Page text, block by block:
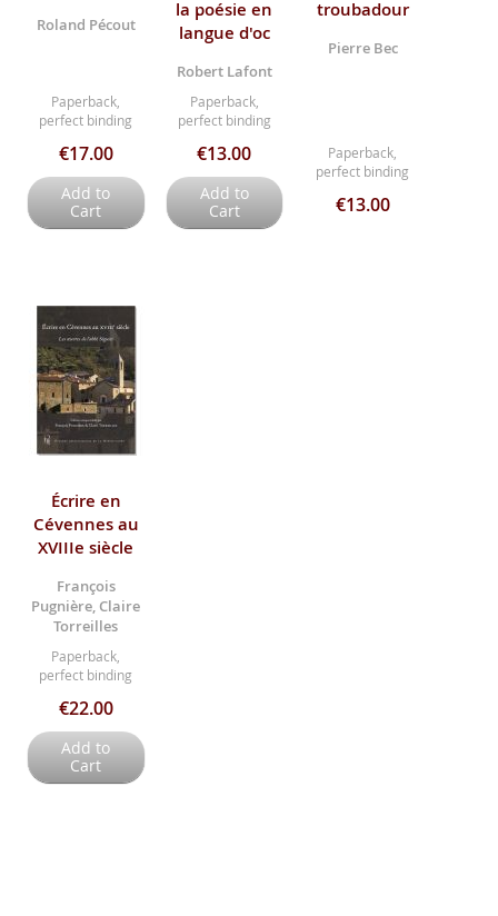
Roland Pécout
Paperback,
perfect binding
€17.00
Add to
Cart
la poésie en
langue d'oc
Robert Lafont
Paperback,
perfect binding
€13.00
Add to
Cart
troubadour
Pierre Bec
Paperback,
perfect binding
€13.00
Écrire en
Cévennes au
XVIIIe siècle
François
Pugnière, Claire
Torreilles
Paperback,
perfect binding
€22.00
Add to
Cart